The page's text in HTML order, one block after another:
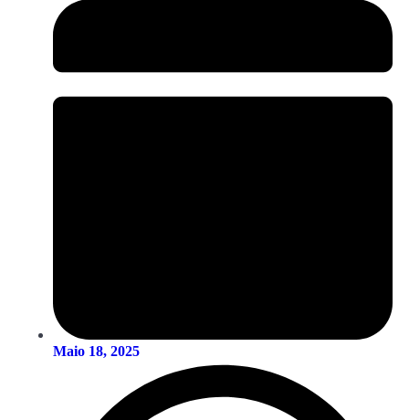
Maio 18, 2025